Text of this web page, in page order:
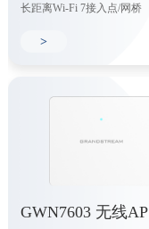
长距离Wi-Fi 7接入点/网桥
>
GWN7603 无线AP